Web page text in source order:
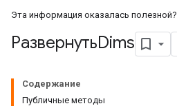
Эта информация оказалась полезной?
РазвернутьDims
Содержание
Публичные методы